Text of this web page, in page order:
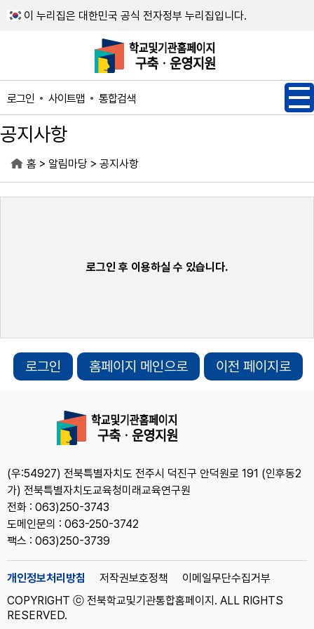
이 누리집은 대한민국 공식 전자정부 누리집입니다.
로그인 사이트맵 통합검색
공지사항
홈 > 알림마당 > 공지사항
로그인 후 이용하실 수 있습니다.
로그인 홈페이지 메인으로 이전 페이지로
(우:54927) 전북특별자치도 전주시 덕진구 안덕원로 191 (인후동2
가) 전북특별자치도교육청미래교육연구원
전화 : 063)250-3743
도메인문의 : 063-250-3742
팩스 : 063)250-3739
개인정보처리방침 저작권보호정책
이메일무단수집거부
COPYRIGHT ⓒ 전북학교및기관통합홈페이지. ALL RIGHTS
RESERVED.